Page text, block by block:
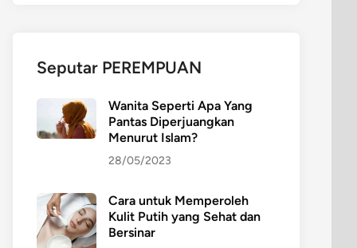
Seputar PEREMPUAN
Wanita Seperti Apa Yang
Pantas Diperjuangkan
Menurut Islam?
28/05/2023
Cara untuk Memperoleh
Kulit Putih yang Sehat dan
Bersinar